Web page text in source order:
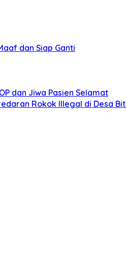
dan Siap Ganti
dan Jiwa Pasien Selamat
Rokok Illegal di Desa